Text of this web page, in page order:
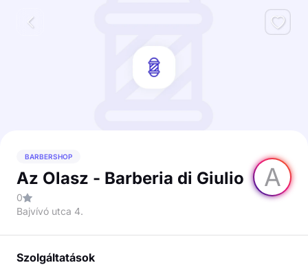
A
BARBERSHOP
Az Olasz - Barberia di Giulio
0
Bajvívó utca 4.
Szolgáltatások